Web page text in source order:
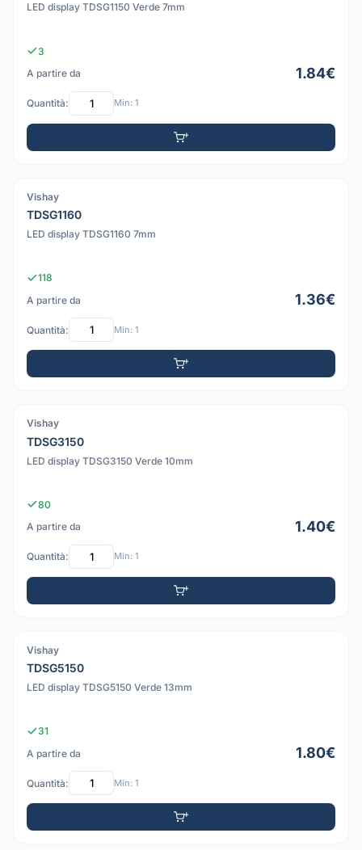
LED display TDSG1150 Verde 7mm
3
A partire da
1.84€
Quantità: Min: 1
PDF
Vishay
TDSG1160
LED display TDSG1160 7mm
118
A partire da
1.36€
Quantità: Min: 1
PDF
Vishay
TDSG3150
LED display TDSG3150 Verde 10mm
80
A partire da
1.40€
Quantità: Min: 1
PDF
Vishay
TDSG5150
LED display TDSG5150 Verde 13mm
31
A partire da
1.80€
Quantità: Min: 1